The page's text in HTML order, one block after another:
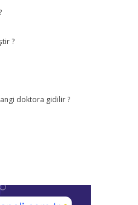
?
doktora gidilir ?